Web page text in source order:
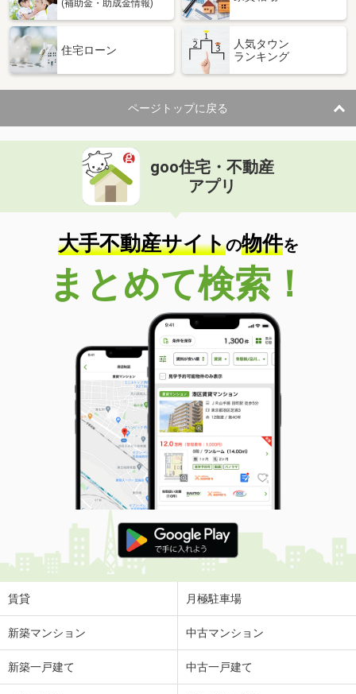
(補助金・助成金情報)
住宅ローン
人気タウン
ランキング
ページトップに戻る
goo住宅・不動産
アプリ
大手不動産サイトの物件を
まとめて検索！
賃貸 月極駐車場
新築マンション 中古マンション
新築一戸建て 中古一戸建て